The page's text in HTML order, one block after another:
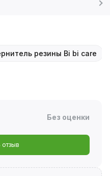
резины Bi bi care
Без оценки
отзыв